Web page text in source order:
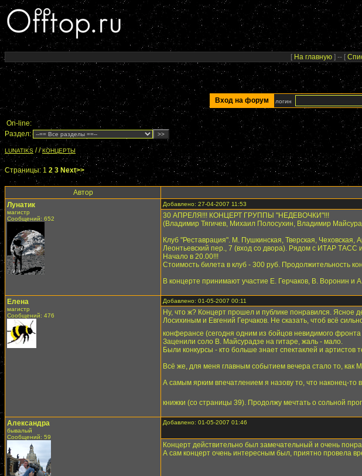
[ На главную] -- [
Вход на форум логин
On-line:
Раздел:
LUNATIKS //КОНЦЕРТЫ
Страницы: 1 2 3 Next>>
Автор
Лунатик
магистр
Сообщений: 652
Добавлено: 27-04-2007 11:53
30 АПРЕЛЯ!!! КОНЦЕРТ ГРУППЫ "НЕДЕВОЧКИ"!!!
(Владимир Тягичев, Михаил Полосухин, Владимир
Клуб "Реставрация". М. Пушкинская, Тверская, Чеховская,
Леонтьевский пер., 7 (вход со двора). Рядом с ИТАР ТАСС
Начало в 20.00!!!
Стоимость билета в клуб - 300 руб. Продолжительность
В концерте принимают участие Е. Герчаков, В. Воронин и
Елена
магистр
Сообщений: 476
Добавлено: 01-05-2007 00:11
Ну, что ж? Концерт прошел и публике понравился. Ясное
Лосихиным и Евгений Герчаков. Не сказать, чтоб всё
конферансе (сегодня одним из бойцов невидимого
Заценили соло В. Майсурадзе на гитаре, жаль - мало.
Были конкурсы - кто больше знает спектаклей и артистов
Всё же, для меня главным событием вечера стало то, как
А самым ярким впечатлением я назову то, что наконец-то
книжки (со страницы 39). Продолжу мечтать о сольной
Александра
бывалый
Сообщений: 59
Добавлено: 01-05-2007 01:46
Концерт действительно был замечательный и очень
А сам концерт очень интересным был, приятно провела